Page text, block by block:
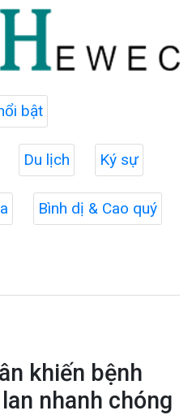
bật
Du lịch Ký sự
Bình dị & Cao quý
khiến bệnh
nhanh chóng